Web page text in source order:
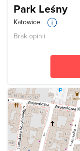
Park Leśny
Katowice
Brak opinii